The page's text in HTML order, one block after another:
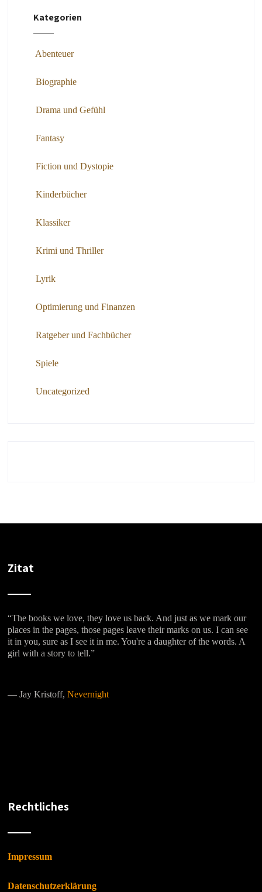
Kategorien
Abenteuer
Biographie
Drama und Gefühl
Fantasy
Fiction und Dystopie
Kinderbücher
Klassiker
Krimi und Thriller
Lyrik
Optimierung und Finanzen
Ratgeber und Fachbücher
Spiele
Uncategorized
Zitat
“The books we love, they love us back. And just as we mark our
places in the pages, those pages leave their marks on us. I can see
it in you, sure as I see it in me. You're a daughter of the words. A
girl with a story to tell.”
―Jay Kristoff,Nevernight
Rechtliches
Impressum
Datenschutzerklärung